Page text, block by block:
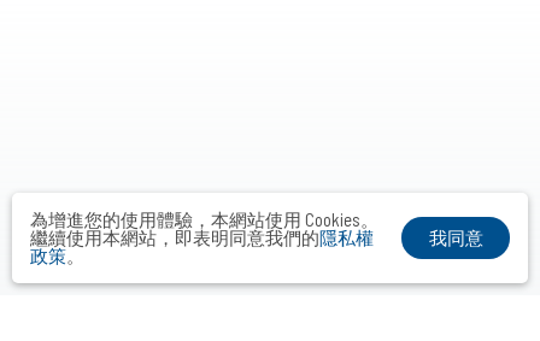
為增進您的使用體驗，本網站使用 Cookies。
繼續使用本網站，即表明同意我們的隱私權
政策。
我同意